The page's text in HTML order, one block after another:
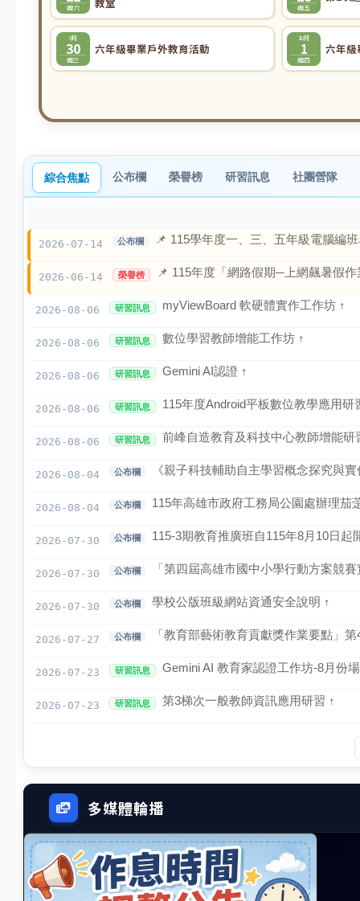
開學日
六年級游泳教學(下
午) @蘭卡威游泳池
智慧校園
七賢資源
競賽活動
榮譽榜
公開觀課平台
課程計畫
課後照顧安全檢查
活動影片
美術班課程計畫114
美術班課程計畫115
家長專區
家長安心專區
文件下載
學區分布
社團營隊
教科書版本
幼兒園FB
人數統計
班親會宣導
綜合焦點 公布欄 榮譽榜 研習訊息 社團營隊
2026-07-14 公布欄 📌 115學年度一、三、五年級電腦編
2026-06-14 榮譽榜 📌 115年度「網路假期─上網飆暑假
2026-08-06 研習訊息 myViewBoard 軟硬體實作工作坊 ↑
2026-08-06 研習訊息 數位學習教師增能工作坊 ↑
2026-08-06 研習訊息 Gemini AI認證 ↑
2026-08-06 研習訊息 115年度Android平板數位教學應用研
2026-08-06 研習訊息 前峰自造教育及科技中心教師增能研
2026-08-04 公布欄 《親子科技輔助自主學習概念探究與
2026-08-04 公布欄 115年高雄市政府工務局公園處辦理茄
2026-07-30 公布欄 115-3期教育推廣班自115年8月10日起
2026-07-30 公布欄 「第四屆高雄市國中小學行動方案競
2026-07-30 公布欄 學校公版班級網站資通安全說明 ↑
2026-07-27 公布欄 「教育部藝術教育貢獻獎作業要點」
2026-07-23 研習訊息 Gemini AI 教育家認證工作坊-8月份
2026-07-23 研習訊息 第3梯次一般教師資訊應用研習 ↑